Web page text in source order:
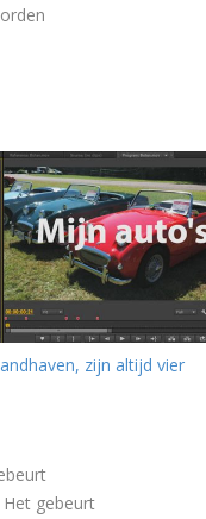
zijn altijd vier
gebeurt